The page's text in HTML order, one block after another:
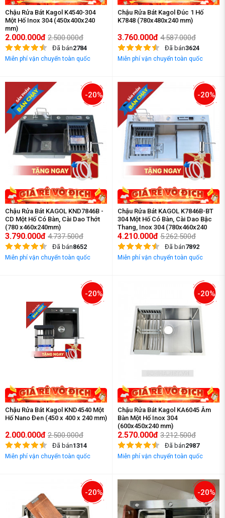
Chậu Rửa Bát Kagol K4540-304
Một Hố Inox 304 (450x400x240
mm)
2.000.000đ 2.500.000đ
Đã bán2784
Miễn phí vận chuyển toàn quốc
Chậu Rửa Bát Kagol Đúc 1 Hố
K7848 (780x480x240 mm)
3.760.000đ 4.587.000đ
Đã bán3624
Miễn phí vận chuyển toàn quốc
-20%
Chậu Rửa Bát KAGOL KND7846B -
CD Một Hố Có Bàn, Cài Dao Thớt
(780 x460x240mm)
3.790.000đ 4.737.500đ
Đã bán8652
Miễn phí vận chuyển toàn quốc
-20%
Chậu Rửa Bát KAGOL K7846B-BT
304 Một Hố Có Bàn, Cài Dao Bậc
Thang, Inox 304 (780x460x240
mm)
4.210.000đ 5.262.500đ
Đã bán7892
Miễn phí vận chuyển toàn quốc
-20%
Chậu Rửa Bát Kagol KND4540 Một
Hố Nano Đen (450 x 400 x 240 mm)
2.000.000đ 2.500.000đ
Đã bán1314
Miễn phí vận chuyển toàn quốc
-20%
Chậu Rửa Bát Kagol KA6045 Âm
Bàn Một Hố Inox 304
(600x450x240 mm)
2.570.000đ 3.212.500đ
Đã bán2987
Miễn phí vận chuyển toàn quốc
-20% -20%